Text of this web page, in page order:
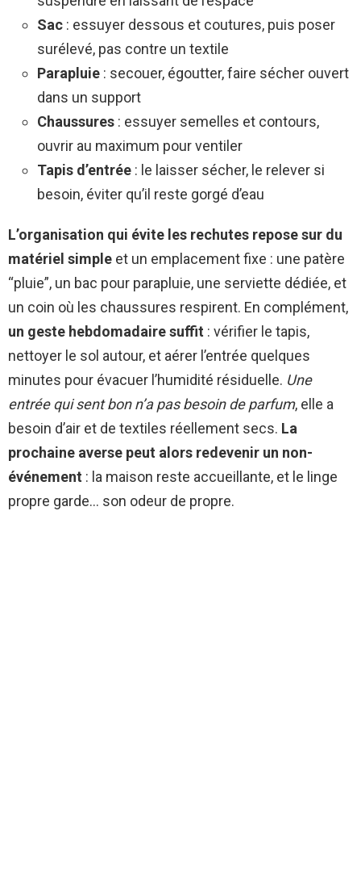
Sac : essuyer dessous et coutures, puis poser
surélevé, pas contre un textile
Parapluie : secouer, égoutter, faire sécher ouvert
dans un support
Chaussures : essuyer semelles et contours,
ouvrir au maximum pour ventiler
Tapis d’entrée : le laisser sécher, le relever si
besoin, éviter qu’il reste gorgé d’eau
L’organisation qui évite les rechutes repose sur du
matériel simple et un emplacement fixe : une patère
“pluie”, un bac pour parapluie, une serviette dédiée, et
un coin où les chaussures respirent. En complément,
un geste hebdomadaire suffit : vérifier le tapis,
nettoyer le sol autour, et aérer l’entrée quelques
minutes pour évacuer l’humidité résiduelle. Une
entrée qui sent bon n’a pas besoin de parfum, elle a
besoin d’air et de textiles réellement secs. La
prochaine averse peut alors redevenir un non-
événement : la maison reste accueillante, et le linge
propre garde… son odeur de propre.